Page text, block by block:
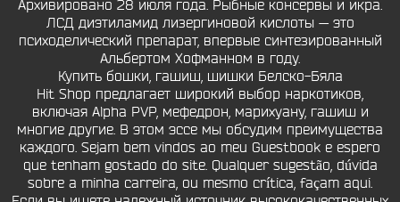
Архивировано 28 июля года. Рыбные консервы и икра.
ЛСД диэтиламид лизергиновой кислоты — это
психоделический препарат, впервые синтезированный
Альбертом Хофманном в году.
Купить бошки, гашиш, шишки Белско-Бяла
Hit Shop предлагает широкий выбор наркотиков,
включая Alpha PVP, мефедрон, марихуану, гашиш и
многие другие. В этом эссе мы обсудим преимущества
каждого. Sejam bem vindos ao meu Guestbook e espero
que tenham gostado do site. Qualquer sugestão, dúvida
sobre a minha carreira, ou mesmo crítica, façam aqui.